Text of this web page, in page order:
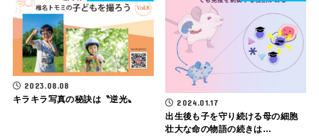
2023.08.08
キラキラ写真の秘訣は〝逆光〟 2024.01.17
出生後も子を守り続ける母の細胞
壮大な命の物語の続きは…